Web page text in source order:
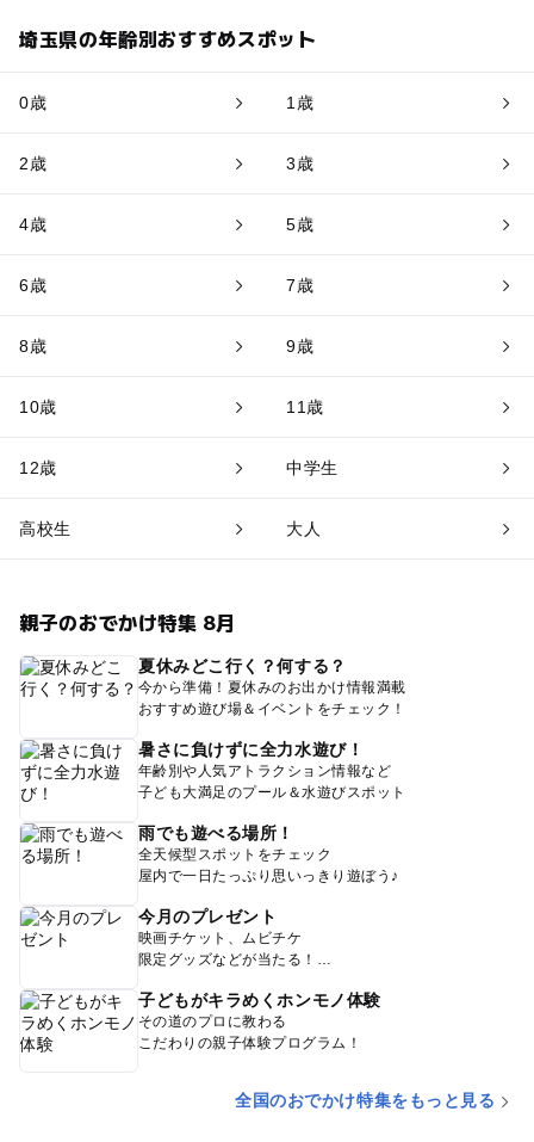
埼玉県の年齢別おすすめスポット
0歳 1歳
2歳 3歳
4歳 5歳
6歳 7歳
8歳 9歳
10歳 11歳
12歳 中学生
高校生 大人
親子のおでかけ特集 8月
夏休みどこ行く？何する？
今から準備！夏休みのお出かけ情報満載
おすすめ遊び場＆イベントをチェック！
暑さに負けずに全力水遊び！
年齢別や人気アトラクション情報など
子ども大満足のプール＆水遊びスポット
雨でも遊べる場所！
全天候型スポットをチェック
屋内で一日たっぷり思いっきり遊ぼう♪
今月のプレゼント
映画チケット、ムビチケ
限定グッズなどが当たる！
子どもがキラめくホンモノ体験
その道のプロに教わる
こだわりの親子体験プログラム！
全国のおでかけ特集をもっと見る